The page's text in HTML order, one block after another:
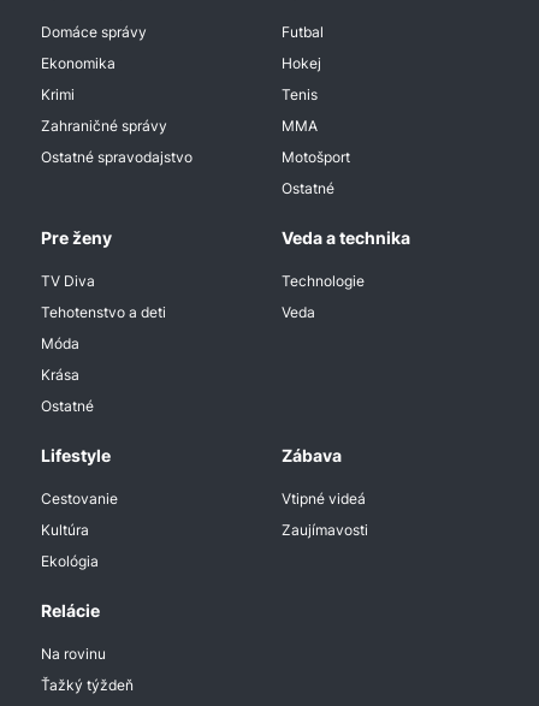
Domáce správy
Ekonomika
Krimi
Zahraničné správy
Ostatné spravodajstvo
Futbal
Hokej
Tenis
MMA
Motošport
Ostatné
Pre ženy
TV Diva
Tehotenstvo a deti
Móda
Krása
Ostatné
Veda a technika
Technologie
Veda
Lifestyle
Cestovanie
Kultúra
Ekológia
Zábava
Vtipné videá
Zaujímavosti
Relácie
Na rovinu
Ťažký týždeň